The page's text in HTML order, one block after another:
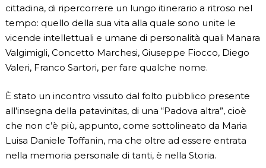
cittadina, di ripercorrere un lungo itinerario a ritroso nel
tempo: quello della sua vita alla quale sono unite le
vicende intellettuali e umane di personalità quali Manara
Valgimigli, Concetto Marchesi, Giuseppe Fiocco, Diego
Valeri, Franco Sartori, per fare qualche nome.
È stato un incontro vissuto dal folto pubblico presente
all’insegna della patavinitas, di una “Padova altra”, cioè
che non c’è più, appunto, come sottolineato da Maria
Luisa Daniele Toffanin, ma che oltre ad essere entrata
nella memoria personale di tanti, è nella Storia.